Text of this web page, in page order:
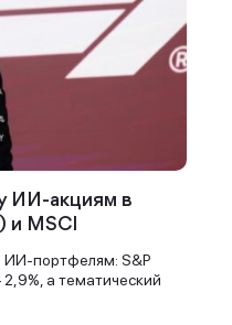
ИИ-акциям в
и MSCI
ИИ-портфелям: S&P
а тематический